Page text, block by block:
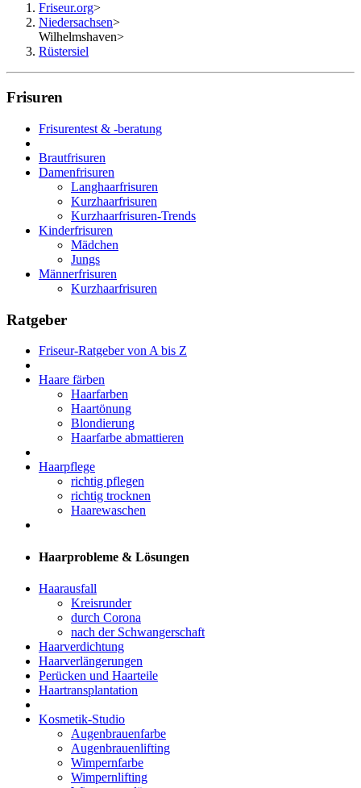
Friseur.org>
Niedersachsen>
Wilhelmshaven>
Rüstersiel
Frisuren
Frisurentest & -beratung
Brautfrisuren
Damenfrisuren
Langhaarfrisuren
Kurzhaarfrisuren
Kurzhaarfrisuren-Trends
Kinderfrisuren
Mädchen
Jungs
Männerfrisuren
Kurzhaarfrisuren
Ratgeber
Friseur-Ratgeber von A bis Z
Haare färben
Haarfarben
Haartönung
Blondierung
Haarfarbe abmattieren
Haarpflege
richtig pflegen
richtig trocknen
Haarewaschen
Haarprobleme & Lösungen
Haarausfall
Kreisrunder
durch Corona
nach der Schwangerschaft
Haarverdichtung
Haarverlängerungen
Perücken und Haarteile
Haartransplantation
Kosmetik-Studio
Augenbrauenfarbe
Augenbrauenlifting
Wimpernfarbe
Wimpernlifting